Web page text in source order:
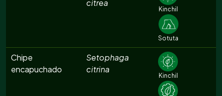
citrea
Kinchil
Sotuta
Chipe
encapuchado
Setophaga
citrina
Kinchil